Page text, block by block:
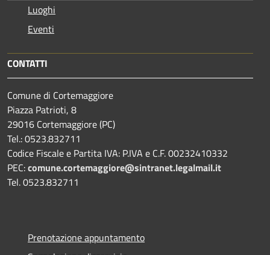
Luoghi
Eventi
CONTATTI
Comune di Cortemaggiore
Piazza Patrioti, 8
29016 Cortemaggiore (PC)
Tel.: 0523.832711
Codice Fiscale e Partita IVA: P.IVA e C.F. 00232410332
PEC:comune.cortemaggiore@sintranet.legalmail.it
Tel. 0523.832711
Prenotazione appuntamento